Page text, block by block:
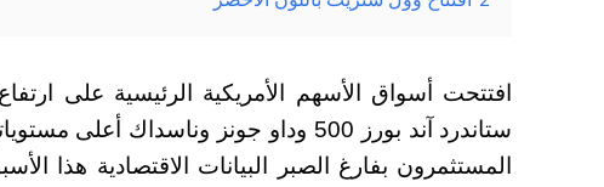
افتتحت أسواق الأسهم الأمريكية الرئيسية على
المستثمرون بفارغ الصبر البيانات الاقتصادية هذا